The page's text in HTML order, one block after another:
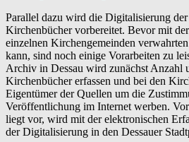
Parallel dazu wird die Digitalisierung der
Kirchenbücher vorbereitet. Bevor mit
einzelnen Kirchengemeinden
kann, sind noch einige Vorarbeiten zu
Archiv in Dessau wird zunächst Anzahl
Kirchenbücher erfassen und bei den
Eigentümer der Quellen um die
Veröffentlichung im Internet werben.
liegt vor, wird mit der elektronischen
der Digitalisierung in den Dessauer